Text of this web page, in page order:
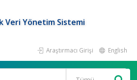
Veri Yönetim Sistemi
Araştırmacı Girişi English